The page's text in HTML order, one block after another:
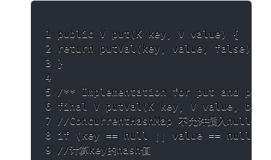
1 public V put(K key, V value) {
2 return putVal(key, value, false);
3 }
4
5 /** Implementation for put and
6 final V putVal(K key, V value,
7 //ConcurrentHashMap 不允许插⼊null键，
8 if (key == null || value == null)
9 //计算key的hash值